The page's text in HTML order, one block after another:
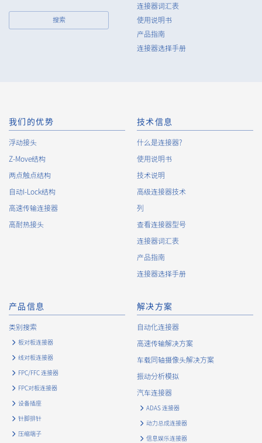
搜索
连接器词汇表
使用说明书
产品指南
连接器选择手册
我们的优势
浮动接头
Z-Move结构
两点触点结构
自动I-Lock结构
高速传输连接器
高耐热接头
技术信息
什么是连接器?
使用说明书
技术说明
高级连接器技术
列
查看连接器型号
连接器词汇表
产品指南
连接器选择手册
产品信息
类别搜索
板对板连接器
线对板连接器
FPC/FFC 连接器
FPC对板连接器
设备插座
针脚排针
压缩端子
解决方案
自动化连接器
高速传输解决方案
车载同轴摄像头解决方案
振动分析模拟
汽车连接器
ADAS 连接器
动力总成连接器
信息娱乐连接器